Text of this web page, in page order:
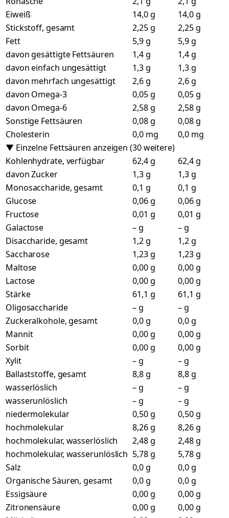
Eiweiß
14,0 g
14,0 g
Stickstoff, gesamt
2,25 g
2,25 g
Fett
5,9 g
5,9 g
davon gesättigte Fettsäuren
1,4 g
1,4 g
davon einfach ungesättigt
1,3 g
1,3 g
davon mehrfach ungesättigt
2,6 g
2,6 g
davon Omega-3
0,05 g
0,05 g
davon Omega-6
2,58 g
2,58 g
Sonstige Fettsäuren
0,08 g
0,08 g
Cholesterin
0,0 mg
0,0 mg
▼ Einzelne Fettsäuren anzeigen (30 weitere)
Kohlenhydrate, verfügbar
62,4 g
62,4 g
davon Zucker
1,3 g
1,3 g
Monosaccharide, gesamt
0,1 g
0,1 g
Glucose
0,06 g
0,06 g
Fructose
0,01 g
0,01 g
Galactose
– g
– g
Disaccharide, gesamt
1,2 g
1,2 g
Saccharose
1,23 g
1,23 g
Maltose
0,00 g
0,00 g
Lactose
0,00 g
0,00 g
Stärke
61,1 g
61,1 g
Oligosaccharide
– g
– g
Zuckeralkohole, gesamt
0,0 g
0,0 g
Mannit
0,00 g
0,00 g
Sorbit
0,00 g
0,00 g
Xylit
– g
– g
Ballaststoffe, gesamt
8,8 g
8,8 g
wasserlöslich
– g
– g
wasserunlöslich
– g
– g
niedermolekular
0,50 g
0,50 g
hochmolekular
8,26 g
8,26 g
hochmolekular, wasserlöslich
2,48 g
2,48 g
hochmolekular, wasserunlöslich 5,78 g
5,78 g
Salz
0,0 g
0,0 g
Organische Säuren, gesamt
0,0 g
0,0 g
Essigsäure
0,00 g
0,00 g
Zitronensäure
0,00 g
0,00 g